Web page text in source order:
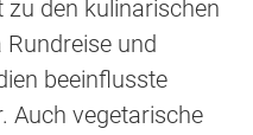
den kulinarischen
und
beeinflusste
Auch vegetarische